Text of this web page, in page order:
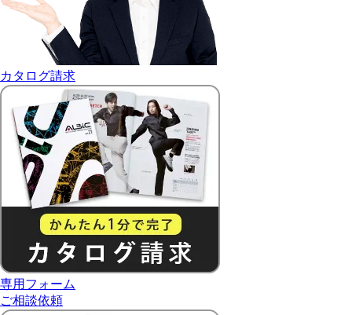
カタログ請求
専用フォーム
ご相談依頼